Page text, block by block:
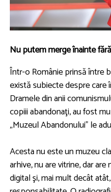
Nu putem merge înainte
Într-o Românie prinsă între
există subiecte despre care
Dramele din anii
copiii abandonaţi, au fost
„Muzeul Abandonului” le
Acesta nu este un muzeu
arhive, nu are vitrine, dar
digital şi, mai mult decât